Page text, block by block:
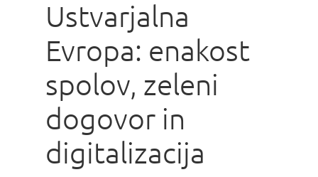
Ustvarjalna
Evropa: enakost
spolov, zeleni
dogovor in
digitalizacija